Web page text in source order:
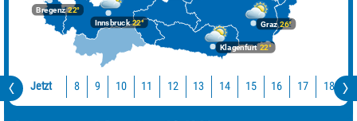
Bregenz22°
Graz26°
Innsbruck22°
Klagenfurt 22°
Jetzt 8 9 10 11 12 13 14 15 16 17 18